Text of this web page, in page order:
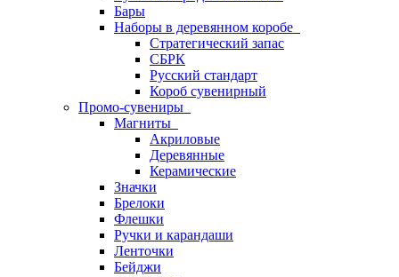
Бары
Наборы в деревянном коробе
Стратегический запас
СБРК
Русский стандарт
Короб сувенирный
Промо-сувениры
Магниты
Акриловые
Деревянные
Керамические
Значки
Брелоки
Флешки
Ручки и карандаши
Ленточки
Бейджи